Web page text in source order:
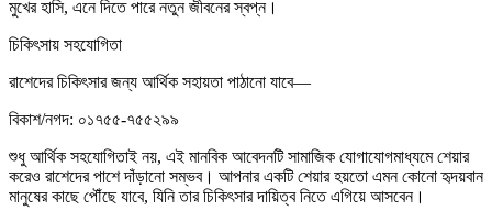
মুখের হাসি, এনে দিতে পারে নতুন জীবনের স্বপ্ন।
চিকিৎসায় সহযোগিতা
রাশেদের চিকিৎসার জন্য আর্থিক সহায়তা পাঠানো যাবে—
বিকাশ/নগদ: ০১৭৫৫-৭৫৫২৯৯
শুধু আর্থিক সহযোগিতাই নয়, এই মানবিক আবেদনটি সামাজিক যোগাযোগমাধ্যমে শেয়ার
করেও রাশেদের পাশে দাঁড়ানো সম্ভব। আপনার একটি শেয়ার হয়তো এমন কোনো হৃদয়বান
মানুষের কাছে পৌঁছে যাবে, যিনি তার চিকিৎসার দায়িত্ব নিতে এগিয়ে আসবেন।